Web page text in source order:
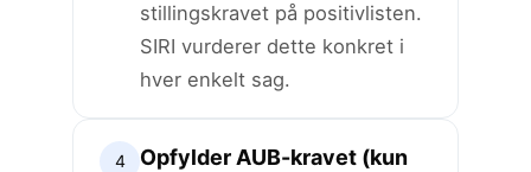
stillingskravet på positivlisten.
SIRI vurderer dette konkret i
hver enkelt sag.
4
Opfylder AUB-kravet (kun